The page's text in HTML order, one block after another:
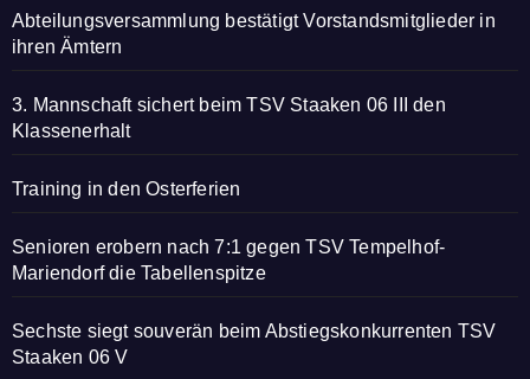
Abteilungsversammlung bestätigt Vorstandsmitglieder in
ihren Ämtern
3. Mannschaft sichert beim TSV Staaken 06 III den
Klassenerhalt
Training in den Osterferien
Senioren erobern nach 7:1 gegen TSV Tempelhof-
Mariendorf die Tabellenspitze
Sechste siegt souverän beim Abstiegskonkurrenten TSV
Staaken 06 V